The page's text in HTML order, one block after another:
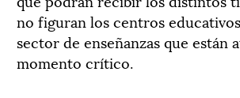
no figuran los centros
sector de enseñanzas que están
momento crítico.